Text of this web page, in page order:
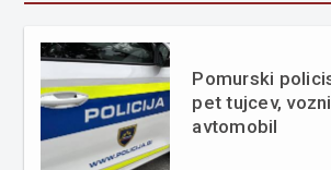
Pomurski
pet tujcev,
avtomobil